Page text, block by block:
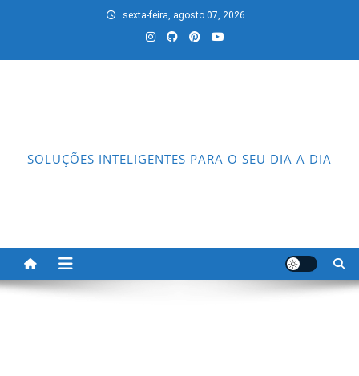
sexta-feira, agosto 07, 2026
SOLUÇÕES INTELIGENTES PARA O SEU DIA A DIA